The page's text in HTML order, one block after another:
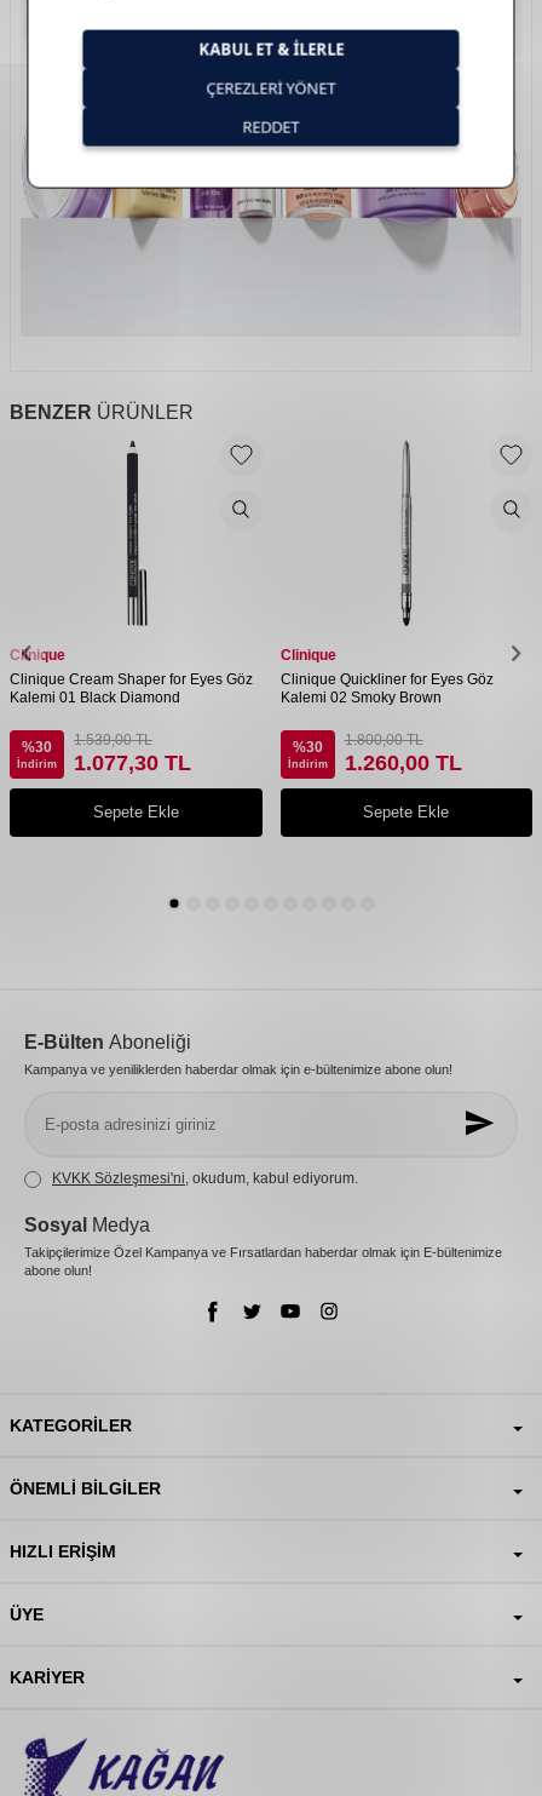
BENZER ÜRÜNLER
Clinique
Clinique Cream Shaper for Eyes Göz
Kalemi 01 Black Diamond
%30
İndirim
1.539,00TL
1.077,30 TL
Sepete Ekle
Clinique
Clinique Quickliner for Eyes Göz
Kalemi 02 Smoky Brown
%30
İndirim
1.800,00TL
1.260,00TL
Sepete Ekle
E-Bülten Aboneliği
Kampanya ve yeniliklerden haberdar olmak için e-bültenimize abone olun!
KVKK Sözleşmesi'ni , okudum, kabul ediyorum.
Sosyal Medya
Takipçilerimize Özel Kampanya ve Fırsatlardan haberdar olmak için E-bültenimize
abone olun!
KATEGORILER
ÖNEMLI BILGILER
HIZLI ERIŞIM
ÜYE
KARIYER